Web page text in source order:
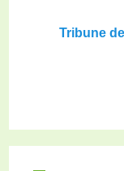
Tribune